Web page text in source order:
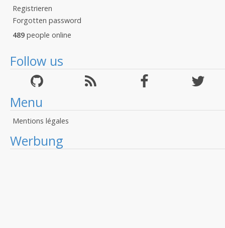
Registrieren
Forgotten password
489 people online
Follow us
Menu
Mentions légales
Werbung